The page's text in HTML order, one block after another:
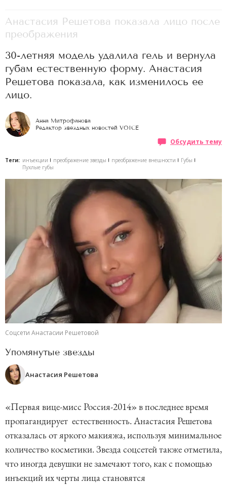
Анастасия Решетова показала лицо после
преображения
30-летняя модель удалила гель и вернула
губам естественную форму. Анастасия
Решетова показала, как изменилось ее
лицо.
Анна Митрофанова
Редактор звездных новостей VOICE
Обсудить тему
Теги: инъекции преображение звезды преображение внешности
Губы
Пухлые губы
Соцсети Анастасии Решетовой
Упомянутые звезды
Анастасия Решетова
«Первая вице-мисс Россия-2014» в последнее время
пропагандирует естественность. Анастасия Решетова
отказалась от яркого макияжа, используя минимальное
количество косметики. Звезда соцсетей также отметила,
что иногда девушки не замечают того, как с помощью
инъекций их черты лица становятся